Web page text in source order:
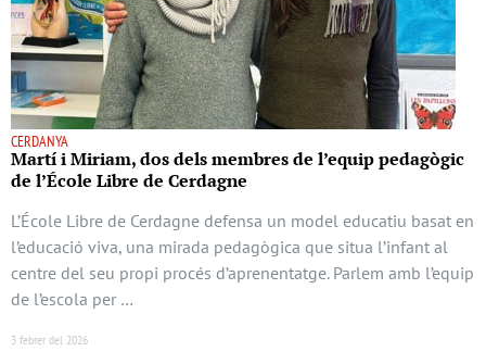
CERDANYA
Martí i Miriam, dos dels membres de l’equip pedagògic
de l’École Libre de Cerdagne
L’École Libre de Cerdagne defensa un model educatiu basat en
l’educació viva, una mirada pedagògica que situa l’infant al
centre del seu propi procés d’aprenentatge. Parlem amb l’equip
de l’escola per …
3 febrer del 2026